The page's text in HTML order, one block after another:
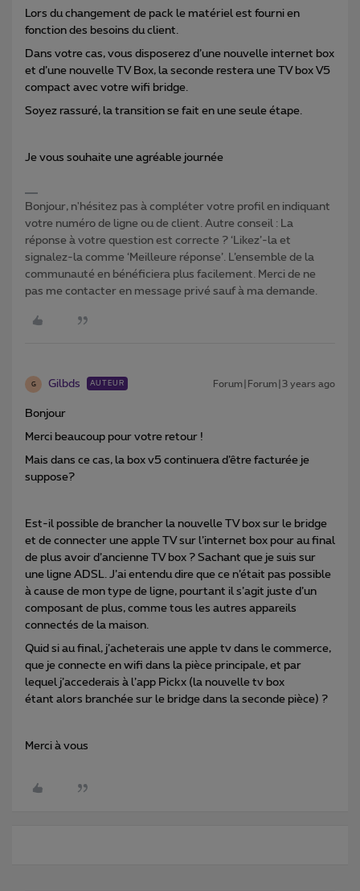
Lors du changement de pack le matériel est fourni en
fonction des besoins du client.
Dans votre cas, vous disposerez d’une nouvelle internet box
et d’une nouvelle TV Box, la seconde restera une TV box V5
compact avec votre wifi bridge.
Soyez rassuré, la transition se fait en une seule étape.
Je vous souhaite une agréable journée
Bonjour, n'hésitez pas à compléter votre profil en indiquant
votre numéro de ligne ou de client. Autre conseil : La
réponse à votre question est correcte ? ‘Likez’-la et
signalez-la comme ‘Meilleure réponse’. L’ensemble de la
communauté en bénéficiera plus facilement. Merci de ne
pas me contacter en message privé sauf à ma demande.
G Gilbds AUTEUR Forum|Forum|3 years ago
Bonjour
Merci beaucoup pour votre retour !
Mais dans ce cas, la box v5 continuera d’être facturée je
suppose?
Est-il possible de brancher la nouvelle TV box sur le bridge
et de connecter une apple TV sur l’internet box pour au final
de plus avoir d’ancienne TV box ? Sachant que je suis sur
une ligne ADSL. J’ai entendu dire que ce n’était pas possible
à cause de mon type de ligne, pourtant il s’agit juste d’un
composant de plus, comme tous les autres appareils
connectés de la maison.
Quid si au final, j’acheterais une apple tv dans le commerce,
que je connecte en wifi dans la pièce principale, et par
lequel j’accederais à l’app Pickx (la nouvelle tv box
étant alors branchée sur le bridge dans la seconde pièce) ?
Merci à vous